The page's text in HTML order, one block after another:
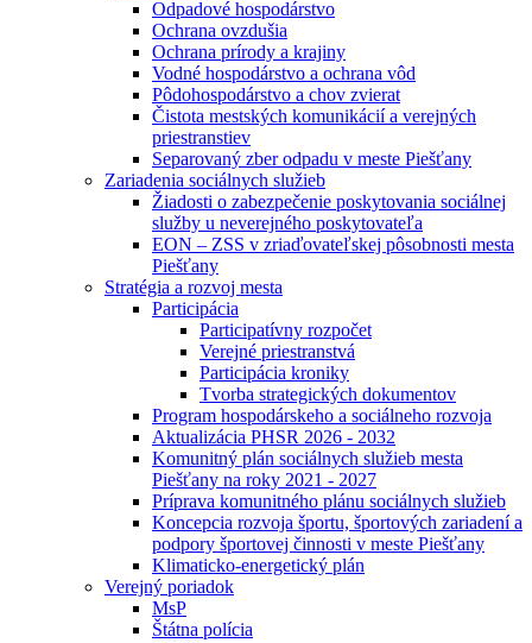
Odpadové hospodárstvo
Ochrana ovzdušia
Ochrana prírody a krajiny
Vodné hospodárstvo a ochrana vôd
Pôdohospodárstvo a chov zvierat
Čistota mestských komunikácií a verejných
priestranstiev
Separovaný zber odpadu v meste Piešťany
Zariadenia sociálnych služieb
Žiadosti o zabezpečenie poskytovania sociálnej
služby u neverejného poskytovateľa
EON – ZSS v zriaďovateľskej pôsobnosti mesta
Piešťany
Stratégia a rozvoj mesta
Participácia
Participatívny rozpočet
Verejné priestranstvá
Participácia kroniky
Tvorba strategických dokumentov
Program hospodárskeho a sociálneho rozvoja
Aktualizácia PHSR 2026 - 2032
Komunitný plán sociálnych služieb mesta
Piešťany na roky 2021 - 2027
Príprava komunitného plánu sociálnych služieb
Koncepcia rozvoja športu, športových zariadení a
podpory športovej činnosti v meste Piešťany
Klimaticko-energetický plán
Verejný poriadok
MsP
Štátna polícia